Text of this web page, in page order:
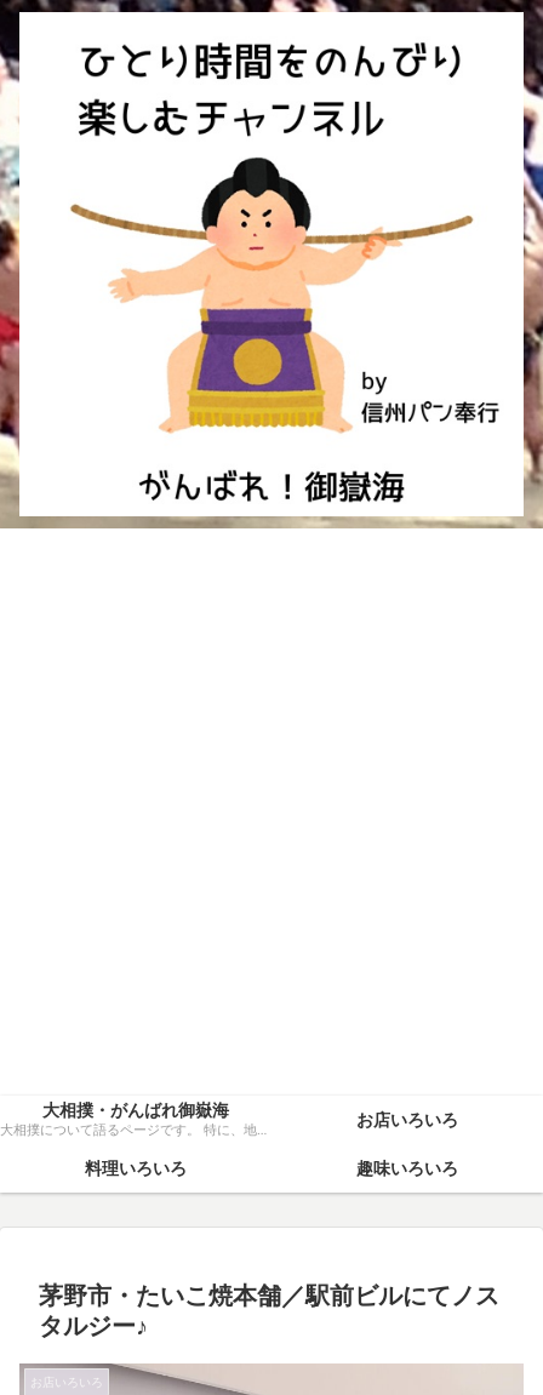
大相撲・がんばれ御嶽海
大相撲について語るページです。 特に、地元力士・御嶽海関を、粘り強く応援いたします！ お店いろいろ
料理いろいろ 趣味いろいろ
茅野市・たいこ焼本舗／駅前ビルにてノス
タルジー♪
お店いろいろ